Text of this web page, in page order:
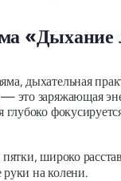
«Дыхание
дыхательная
— это заряжающая
глубоко
пятки, широко
на колени.